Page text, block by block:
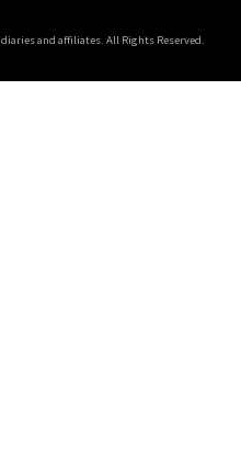
and affiliates. All Rights Reserved.